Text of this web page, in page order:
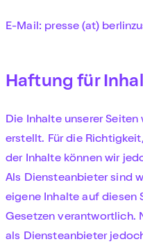
E-Mail: presse (at)
Haftung für
Die Inhalte unserer
erstellt. Für die
der Inhalte können wir
Als Diensteanbieter sind
eigene Inhalte auf diesen
Gesetzen verantwortlich.
als Diensteanbieter